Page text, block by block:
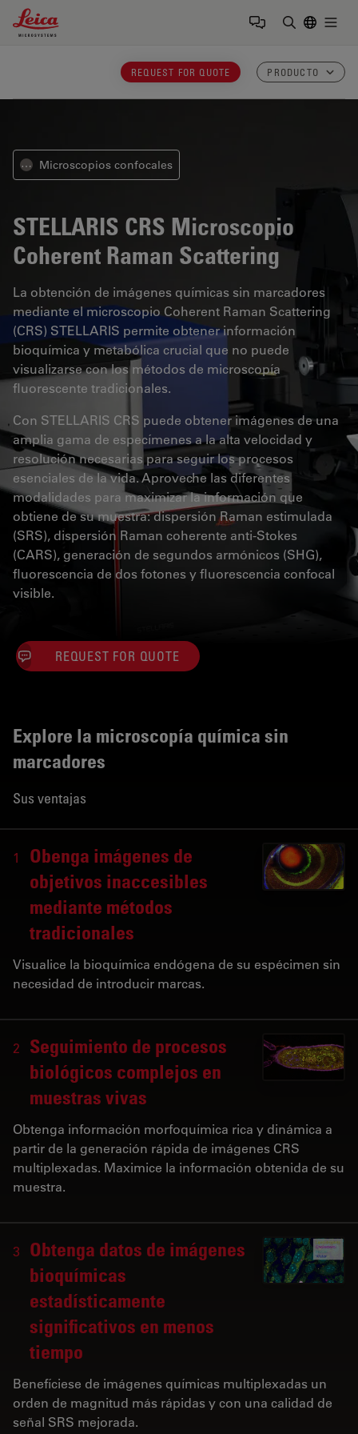
Leica Microsystems Logo
REQUEST FOR QUOTE PRODUCTO
⋯ Microscopios confocales
STELLARIS CRS Microscopio
Coherent Raman Scattering
La obtención de imágenes químicas sin marcadores
mediante el microscopio Coherent Raman Scattering
(CRS) STELLARIS permite obtener información
bioquímica y metabólica crucial que no puede
visualizarse con los métodos de microscopía
fluorescente tradicionales.
Con STELLARIS CRS puede obtener imágenes de una
amplia gama de especímenes a la alta velocidad y
resolución necesarias para seguir los procesos
esenciales de la vida. Aproveche las diferentes
modalidades para maximizar la información que
obtiene de su muestra: dispersión Raman estimulada
(SRS), dispersión Raman coherente anti-Stokes
(CARS), generación de segundos armónicos (SHG),
fluorescencia de dos fotones y fluorescencia confocal
visible.
REQUEST FOR QUOTE
Explore la microscopía química sin
marcadores
Sus ventajas
1
Obenga imágenes de
objetivos inaccesibles
mediante métodos
tradicionales
Visualice la bioquímica endógena de su espécimen sin
necesidad de introducir marcas.
2
Seguimiento de procesos
biológicos complejos en
muestras vivas
Obtenga información morfoquímica rica y dinámica a
partir de la generación rápida de imágenes CRS
multiplexadas. Maximice la información obtenida de su
muestra.
3
Obtenga datos de imágenes
bioquímicas
estadísticamente
significativos en menos
tiempo
Benefíciese de imágenes químicas multiplexadas un
orden de magnitud más rápidas y con una calidad de
señal SRS mejorada.